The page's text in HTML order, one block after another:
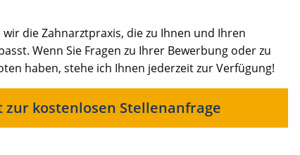
die Zahnarztpraxis, die zu Ihnen und Ihren
Wenn Sie Fragen zu Ihrer Bewerbung oder zu
haben, stehe ich Ihnen jederzeit zur Verfügung!
zur kostenlosen Stellenanfrage